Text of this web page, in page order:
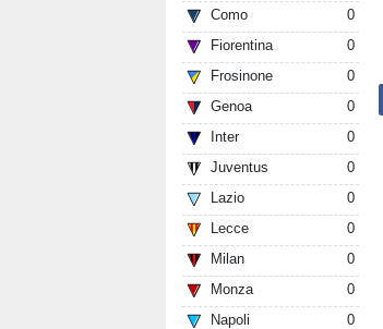
Como
0
Fiorentina
0
Frosinone
0
Genoa
0
Inter
0
Juventus
0
Lazio
0
Lecce
0
Milan
0
Monza
0
Napoli
0